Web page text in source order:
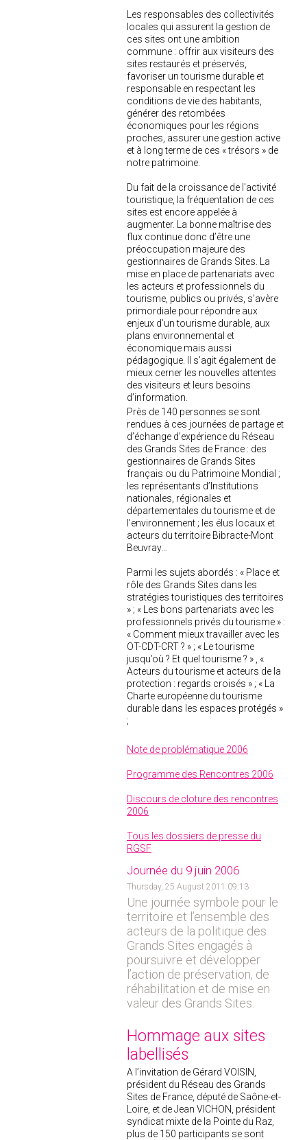
Les responsables des collectivités
locales qui assurent la gestion de
ces sites ont une ambition
commune : offrir aux visiteurs des
sites restaurés et préservés,
favoriser un tourisme durable et
responsable en respectant les
conditions de vie des habitants,
générer des retombées
économiques pour les régions
proches, assurer une gestion active
et à long terme de ces « trésors » de
notre patrimoine.
Du fait de la croissance de l'activité
touristique, la fréquentation de ces
sites est encore appelée à
augmenter. La bonne maîtrise des
flux continue donc d’être une
préoccupation majeure des
gestionnaires de Grands Sites. La
mise en place de partenariats avec
les acteurs et professionnels du
tourisme, publics ou privés, s’avère
primordiale pour répondre aux
enjeux d’un tourisme durable, aux
plans environnemental et
économique mais aussi
pédagogique. Il s’agit également de
mieux cerner les nouvelles attentes
des visiteurs et leurs besoins
d’information.
Près de 140 personnes se sont
rendues à ces journées de partage et
d’échange d’expérience du Réseau
des Grands Sites de France : des
gestionnaires de Grands Sites
français ou du Patrimoine Mondial ;
les représentants d’Institutions
nationales, régionales et
départementales du tourisme et de
l’environnement ; les élus locaux et
acteurs du territoire Bibracte-Mont
Beuvray…
Parmi les sujets abordés : « Place et
rôle des Grands Sites dans les
stratégies touristiques des territoires
» ; « Les bons partenariats avec les
professionnels privés du tourisme » :
« Comment mieux travailler avec les
OT-CDT-CRT ? » ; « Le tourisme
jusqu’où ? Et quel tourisme ? » , «
Acteurs du tourisme et acteurs de la
protection : regards croisés » ; « La
Charte européenne du tourisme
durable dans les espaces protégés »
;
Note de problématique 2006
Programme des Rencontres 2006
Discours de cloture des rencontres
2006
Tous les dossiers de presse du
RGSF
Journée du 9 juin 2006
Thursday, 25 August 2011 09:13
Une journée symbole pour le
territoire et l’ensemble des
acteurs de la politique des
Grands Sites engagés à
poursuivre et développer
l’action de préservation, de
réhabilitation et de mise en
valeur des Grands Sites.
Hommage aux sites
labellisés
A l’invitation de Gérard VOISIN,
président du Réseau des Grands
Sites de France, député de Saône-et-
Loire, et de Jean VICHON, président
syndicat mixte de la Pointe du Raz,
plus de 150 participants se sont